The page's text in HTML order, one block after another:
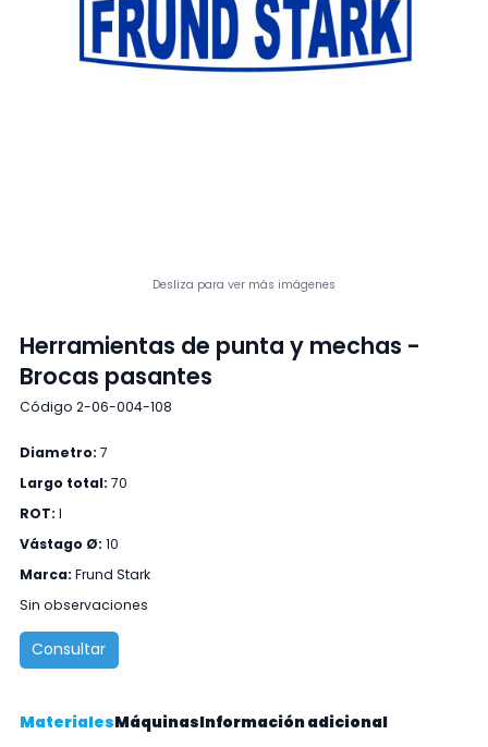
Desliza para ver más imágenes
Herramientas de punta y mechas -
Brocas pasantes
Código 2-06-004-108
Diametro: 7
Largo total: 70
ROT: I
Vástago Ø: 10
Marca: Frund Stark
Sin observaciones
Consultar
MaterialesMáquinasInformación adicional